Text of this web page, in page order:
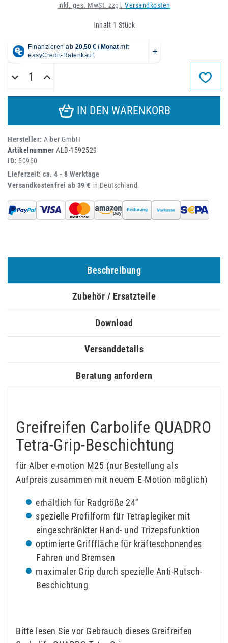
inkl. ges. MwSt. zzgl. Versandkosten
Inhalt 1 Stück
IN DEN WARENKORB
Hersteller: Alber GmbH
Artikelnummer ALB-1592529
ID: 50960
Lieferzeit: ca. 4 - 8 Werktage
Versandkostenfrei ab 39 € in Deutschland.
Beschreibung
Zubehör / Ersatzteile
Download
Versanddetails
Beratung anfordern
Greifreifen Carbolife QUADRO
Tetra-Grip-Beschichtung
für Alber e-motion M25 (nur Bestellung als
Aufpreis zusammen mit neuem E-Motion möglich)
erhältlich für Radgröße 24"
spezielle Profilform für Tetraplegiker mit
eingeschränkter Hand- und Trizepsfunktion
optimierte Grifffläche für kräfteschonendes
Fahren und Bremsen
maximaler Grip durch spezielle Anti-Rutsch-
Beschichtung
Bitte lesen Sie vor Gebrauch dieses Greifreifen